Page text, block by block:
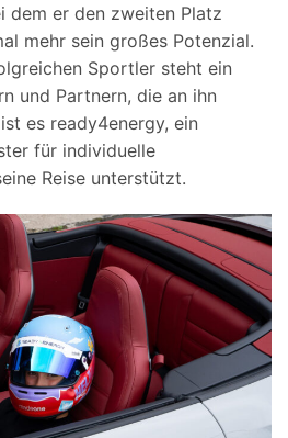
dem er den zweiten Platz
mehr sein großes Potenzial.
Sportler steht ein
und Partnern, die an ihn
es ready4energy, ein
für individuelle
Reise unterstützt.